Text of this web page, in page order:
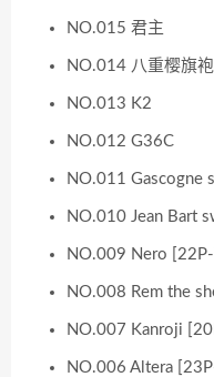
NO.015 君主
NO.014 八重樱旗袍
NO.013 K2
NO.012 G36C
NO.011 Gascogne
NO.010 Jean Bart
NO.009 Nero
NO.008 Rem the
NO.007 Kanroji
NO.006 Altera